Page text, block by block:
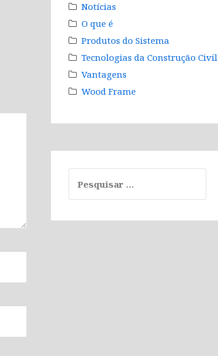
Notícias
O que é
Produtos do Sistema
Tecnologias da Construção Civil
Vantagens
Wood Frame
por: